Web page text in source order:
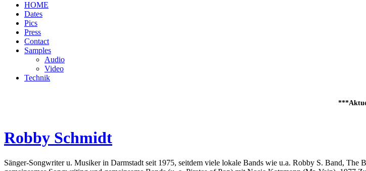
HOME
Dates
Pics
Press
Contact
Samples
Audio
Video
Technik
Robby Schmidt
Sänger-Songwriter u. Musiker in Darmstadt seit 1975, seitdem viele lokale Bands wie u.a. Robby S. Band, The